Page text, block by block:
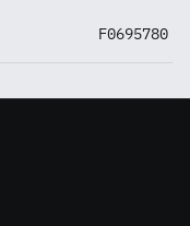
F0695780